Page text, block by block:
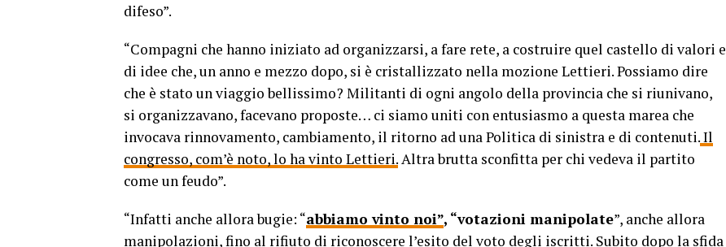
difeso”.
“Compagni che hanno iniziato ad organizzarsi, a fare rete, a costruire quel castello di valori e
di idee che, un anno e mezzo dopo, si è cristallizzato nella mozione Lettieri. Possiamo dire
che è stato un viaggio bellissimo? Militanti di ogni angolo della provincia che si riunivano,
si organizzavano, facevano proposte… ci siamo uniti con entusiasmo a questa marea che
invocava rinnovamento, cambiamento, il ritorno ad una Politica di sinistra e di contenuti.Il
congresso, com’è noto, lo ha vinto Lettieri.Altra brutta sconfitta per chi vedeva il partito
come un feudo”.
“Infatti anche allora bugie: “abbiamo vinto noi”, “votazioni manipolate”, anche allora
manipolazioni, fino al rifiuto di riconoscere l’esito del voto degli iscritti. Subito dopo la sfida